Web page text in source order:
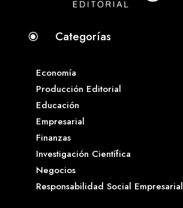
\ Categorías
Economía
Producción Editorial
Educación
Empresarial
Finanzas
Investigación Científica
Negocios
Responsabilidad Social Empresarial